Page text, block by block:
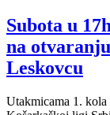
Subota u
na
Leskovcu
Utakmicama 1.